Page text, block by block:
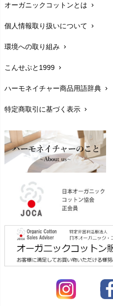
在庫状況と発送予定chevron_right
サイズ・寸法chevron_right
生地・素材chevron_right
お手入れについて
レビューを書こうchevron_right
返品交換chevron_right
FAXでのご注文
お問い合わせchevron_right
オーガニックコットンとは chevron_right
個人情報取り扱いについて chevron_right
環境への取り組み chevron_right
こんせぷと1999 chevron_right
ハーモネイチャー商品用語辞典 chevron_right
特定商取引に基づく表示 chevron_right